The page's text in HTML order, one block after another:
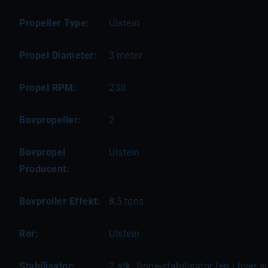
Propeller Type: Ulstein
Propel Diameter: 3 meter
Propel RPM: 230
Bovpropeller: 2
Bovpropel
Producent:
Ulstein
Bovproller Effekt: 8,5 tons.
Ror: Ulstein